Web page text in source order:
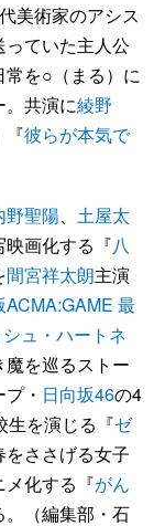
美術家のアシス
っていた主人公
常を○（まる）に
共演に綾野
『彼らが本気で
野聖陽、 土屋太
画化する『八
間宮祥太朗主演
ACMA:GAME 最
ュ・ハートネ
を巡るストー
・ 日向坂46の4
生を演じる『ゼ
をささげる女子
化する『がん
。（編集部・石